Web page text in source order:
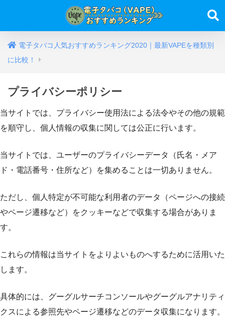
電子タバコ人気おすすめランキング2020｜最新VAPEを種類別
に比較！
プライバシーポリシー
当サイトでは、プライバシー使用法による法令やその他の規範
を順守し、個人情報の収集に関しては公正に行います。
当サイトでは、ユーザーのプライバシーデータ（氏名・メア
ド・電話番号・住所など）を集めることは一切ありません。
ただし、個人特定が不可能な利用者のデータ（ページへの接続
やページ遷移など）をクッキーなどで収集する場合がありま
す。
これらの情報は当サイトをよりよいものへするために活用いた
します。
具体的には、グーグルサーチコンソールやグーグルアナリティ
クスによる参照先やページ遷移などのデータ収集になります。